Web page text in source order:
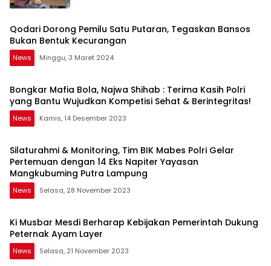
Qodari Dorong Pemilu Satu Putaran, Tegaskan Bansos
Bukan Bentuk Kecurangan
News Minggu, 3 Maret 2024
Bongkar Mafia Bola, Najwa Shihab : Terima Kasih Polri
yang Bantu Wujudkan Kompetisi Sehat & Berintegritas!
News Kamis, 14 Desember 2023
Silaturahmi & Monitoring, Tim BIK Mabes Polri Gelar
Pertemuan dengan 14 Eks Napiter Yayasan
Mangkubuming Putra Lampung
News Selasa, 28 November 2023
Ki Musbar Mesdi Berharap Kebijakan Pemerintah Dukung
Peternak Ayam Layer
News Selasa, 21 November 2023